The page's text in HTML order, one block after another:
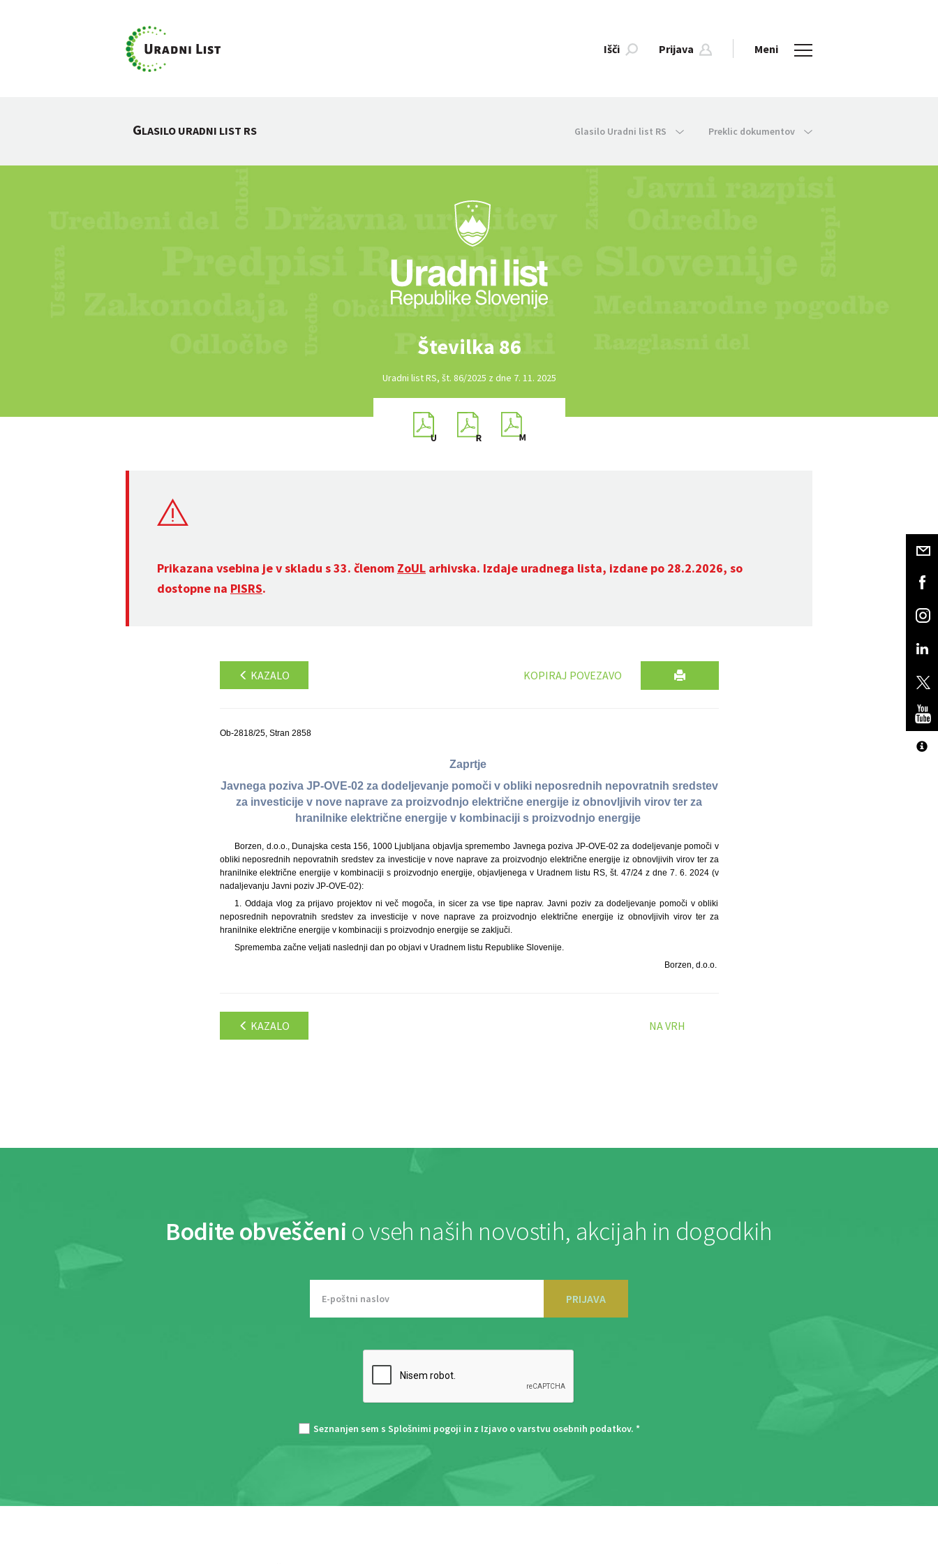
Išči Prijava Meni
GLASILO URADNI LIST RS Glasilo Uradni list RS Preklic dokumentov
Številka 86
Uradni list RS, št. 86/2025 z dne 7. 11. 2025
Prikazana vsebina je v skladu s 33. členom ZoUL arhivska. Izdaje uradnega lista, izdane po 28.2.2026, so
dostopne na PISRS.
KAZALO KOPIRAJ POVEZAVO
Ob-2818/25, Stran 2858
Zaprtje
Javnega poziva JP-OVE-02 za dodeljevanje pomoči v obliki neposrednih nepovratnih sredstev
za investicije v nove naprave za proizvodnjo električne energije iz obnovljivih virov ter za
hranilnike električne energije v kombinaciji s proizvodnjo energije
Borzen, d.o.o., Dunajska cesta 156, 1000 Ljubljana objavlja spremembo Javnega poziva JP-OVE-02 za dodeljevanje pomoči v
obliki neposrednih nepovratnih sredstev za investicije v nove naprave za proizvodnjo električne energije iz obnovljivih virov ter za
hranilnike električne energije v kombinaciji s proizvodnjo energije, objavljenega v Uradnem listu RS, št. 47/24 z dne 7. 6. 2024 (v
nadaljevanju Javni poziv JP-OVE-02):
1. Oddaja vlog za prijavo projektov ni več mogoča, in sicer za vse tipe naprav. Javni poziv za dodeljevanje pomoči v obliki
neposrednih nepovratnih sredstev za investicije v nove naprave za proizvodnjo električne energije iz obnovljivih virov ter za
hranilnike električne energije v kombinaciji s proizvodnjo energije se zaključi.
Sprememba začne veljati naslednji dan po objavi v Uradnem listu Republike Slovenije.
Borzen, d.o.o.
KAZALO NA VRH
Bodite obveščeni o vseh naših novostih, akcijah in dogodkih
PRIJAVA
Seznanjen sem s Splošnimi pogoji in z Izjavo o varstvu osebnih podatkov. *